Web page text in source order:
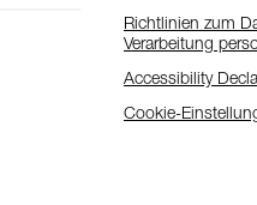
Richtlinien zum
Verarbeitung
Accessibility
Cookie-